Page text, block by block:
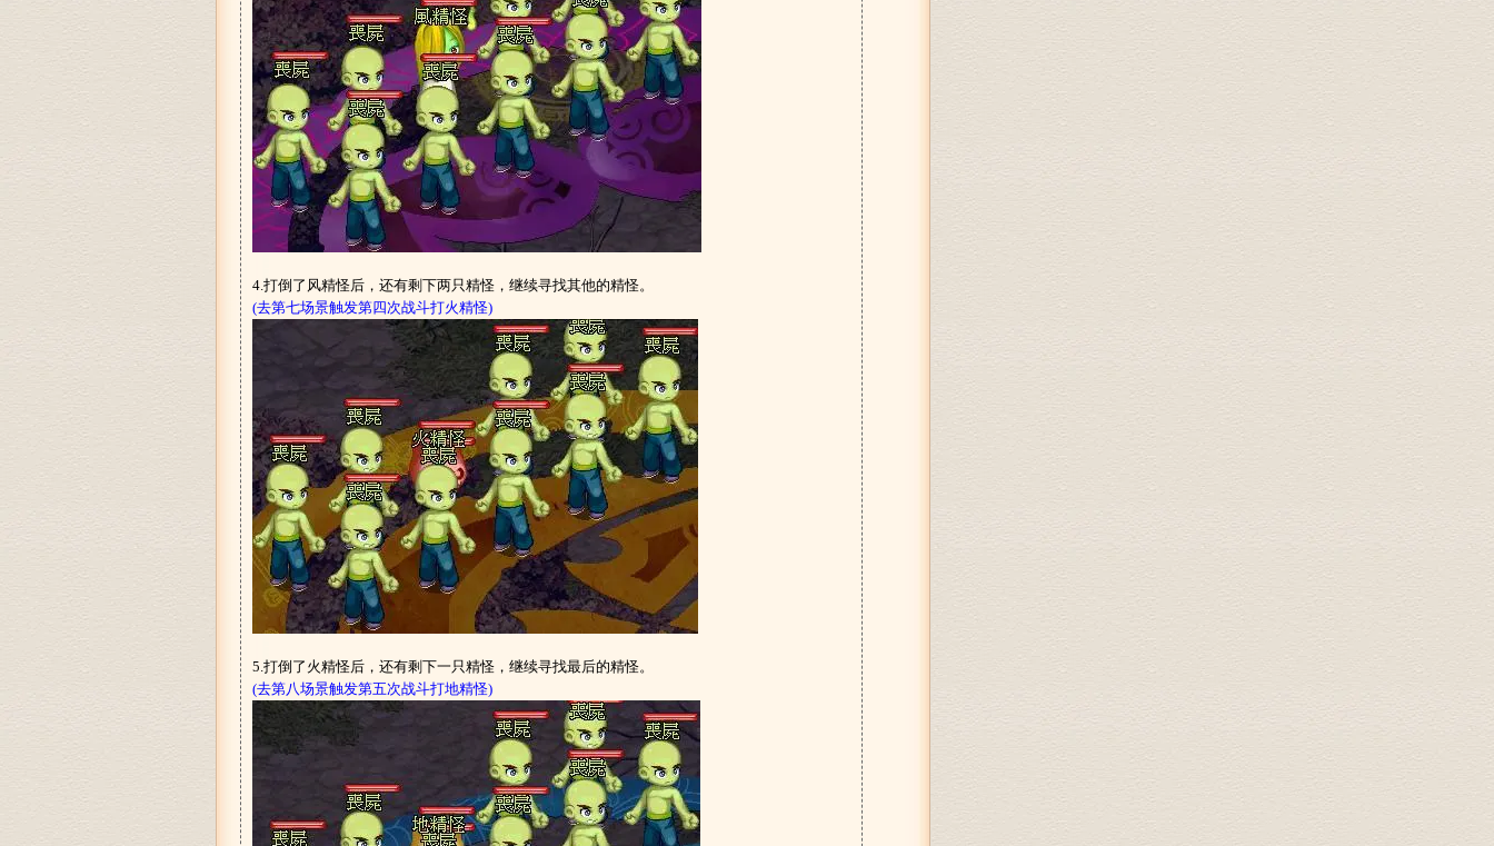
4.打倒了风精怪后，还有剩下两只精怪，继续寻找其他的精怪。
(去第七场景触发第四次战斗打火精怪)
5.打倒了火精怪后，还有剩下一只精怪，继续寻找最后的精怪。
(去第八场景触发第五次战斗打地精怪)